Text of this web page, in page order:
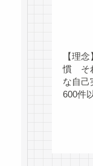
【理
慣 そ
な自己
600件